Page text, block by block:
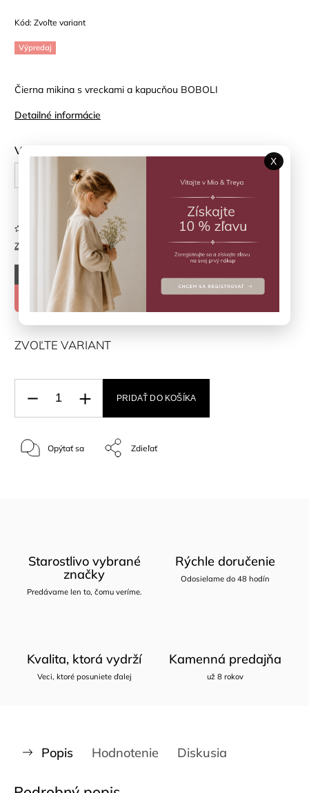
Kód: Zvoľte variant
Výpredaj
Čierna mikina s vreckami a kapucňou BOBOLI
Detailné informácie
Veľkosť
116 cm
Značka: BOBOLI
Neohodnotené
€35,90
–70 %
€10,77
ZVOĽTE VARIANT
PRIDAŤ DO KOŠÍKA
Opýtať sa Zdieľať
Starostlivo vybrané
značky
Predávame len to, čomu veríme.
Rýchle doručenie
Odosielame do 48 hodín
Kvalita, ktorá vydrží
Veci, ktoré posuniete ďalej
Kamenná predajňa
už 8 rokov
Popis Hodnotenie Diskusia
X